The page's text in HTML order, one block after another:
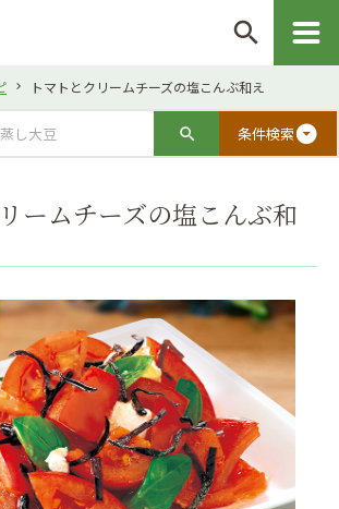
search
トマトとクリームチーズの塩こんぶ和え
条件検索arrow_drop_down_circle
ームチーズの塩こんぶ和